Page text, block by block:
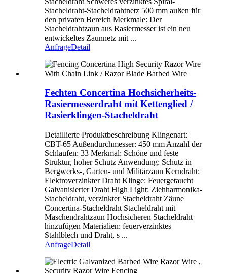
Stacheldraht-Stacheldrahtnetz 500 mm außen für
den privaten Bereich Merkmale: Der
Stacheldrahtzaun aus Rasiermesser ist ein neu
entwickeltes Zaunnetz mit ...
AnfrageDetail
Fechten Concertina Hochsicherheits-
Rasiermesserdraht mit Kettenglied /
Rasierklingen-Stacheldraht
Detaillierte Produktbeschreibung Klingenart:
CBT-65 Außendurchmesser: 450 mm Anzahl der
Schlaufen: 33 Merkmal: Schöne und feste
Struktur, hoher Schutz Anwendung: Schutz in
Bergwerks-, Garten- und Militärzaun Kerndraht:
Elektroverzinkter Draht Klinge: Feuergetaucht
Galvanisierter Draht High Light: Ziehharmonika-
Stacheldraht, verzinkter Stacheldraht Zäune
Concertina-Stacheldraht Stacheldraht mit
Maschendrahtzaun Hochsicheren Stacheldraht
hinzufügen Materialien: feuerverzinktes
Stahlblech und Draht, s ...
AnfrageDetail